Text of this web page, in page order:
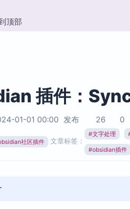
加
市
顶部
插件：
01-01 00:00 发布 26 0
社区插件 文章标签：
#文字处理
#obsidian插件